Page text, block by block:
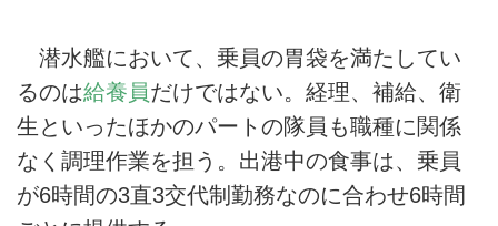
潜水艦において、乗員の胃袋を満たしてい
るのは給養員だけではない。経理、補給、衛
生といったほかのパートの隊員も職種に関係
なく調理作業を担う。出港中の食事は、乗員
が6時間の3直3交代制勤務なのに合わせ6時間